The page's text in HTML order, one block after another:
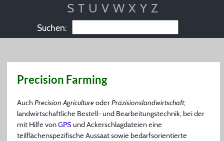
S T U V W X Y Z
Suchen:
Precision Farming
AuchPrecision AgricultureoderPräzisionslandwirtschaft;
landwirtschaftliche Bestell- und Bearbeitungstechnik, bei der
mit Hilfe vonGPS und Ackerschlagdateien eine
teilflächenspezifische Aussaat sowie bedarfsorientierte